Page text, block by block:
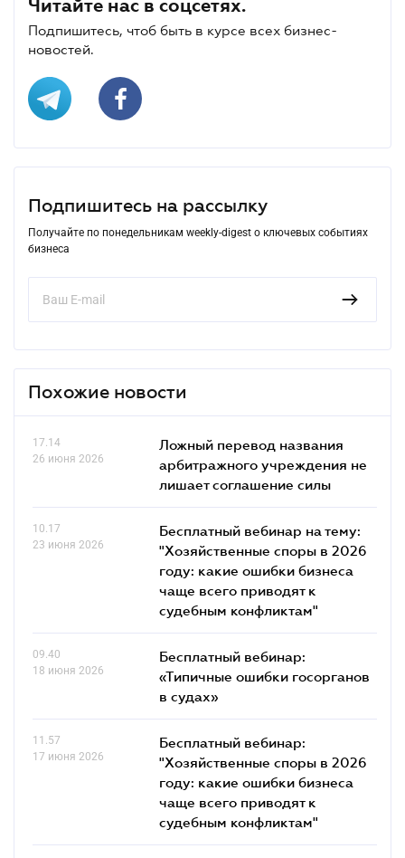
Читайте нас в соцсетях.
Подпишитесь, чтоб быть в курсе всех бизнес-
новостей.
Подпишитесь на рассылку
Получайте по понедельникам weekly-digest о ключевых событиях
бизнеса
Похожие новости
17.14
26 июня 2026
Ложный перевод названия
арбитражного учреждения не
лишает соглашение силы
10.17
23 июня 2026
Бесплатный вебинар на тему:
"Хозяйственные споры в 2026
году: какие ошибки бизнеса
чаще всего приводят к
судебным конфликтам"
09.40
18 июня 2026
Бесплатный вебинар:
«Типичные ошибки госорганов
в судах»
11.57
17 июня 2026
Бесплатный вебинар:
"Хозяйственные споры в 2026
году: какие ошибки бизнеса
чаще всего приводят к
судебным конфликтам"